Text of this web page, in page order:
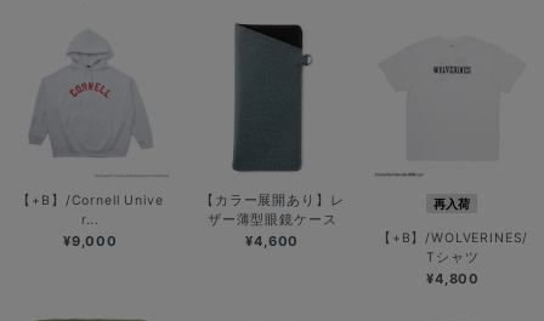
【+B】/Cornell Unive
r...
¥9,000
【カラー展開あり】レ
ザー薄型眼鏡ケース
¥4,600
再入荷
【+B】/WOLVERINES/
Tシャツ
¥4,800